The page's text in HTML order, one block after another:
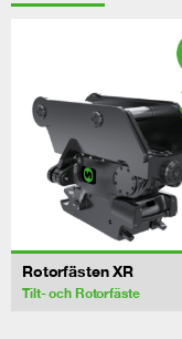
Rotorfästen XR
Tilt- och Rotorfäste